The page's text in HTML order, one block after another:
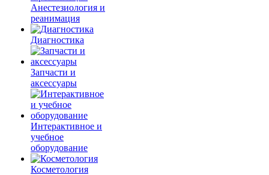
Анестезиология и
реанимация
Диагностика
Запчасти и
аксессуары
Интерактивное и
учебное
оборудование
Косметология